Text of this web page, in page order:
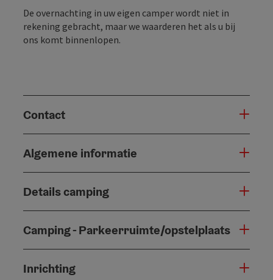
De overnachting in uw eigen camper wordt niet in
rekening gebracht, maar we waarderen het als u bij
ons komt binnenlopen.
Contact
Algemene informatie
Details camping
Camping - Parkeerruimte/opstelplaats
Inrichting